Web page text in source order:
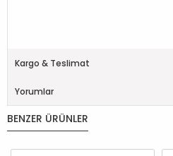
BENZER ÜRÜNLER
Kargo & Teslimat
Yorumlar